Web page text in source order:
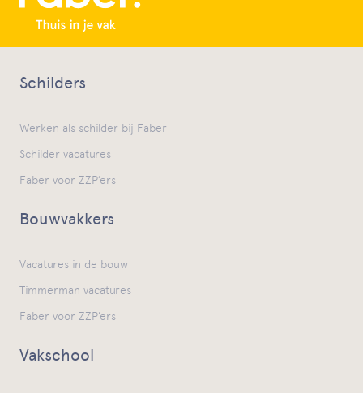
Schilders
Werken als schilder bij Faber
Schilder vacatures
Faber voor ZZP’ers
Bouwvakkers
Vacatures in de bouw
Timmerman vacatures
Faber voor ZZP’ers
Vakschool